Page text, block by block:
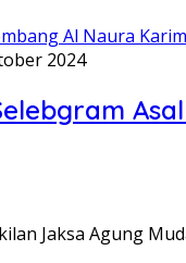
2024
Jaksa Agung